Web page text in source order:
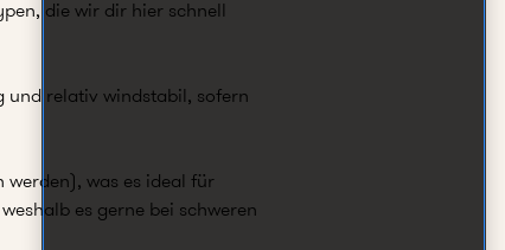
die wir dir hier schnell
und relativ windstabil, sofern
werden), was es ideal für
es gerne bei schweren